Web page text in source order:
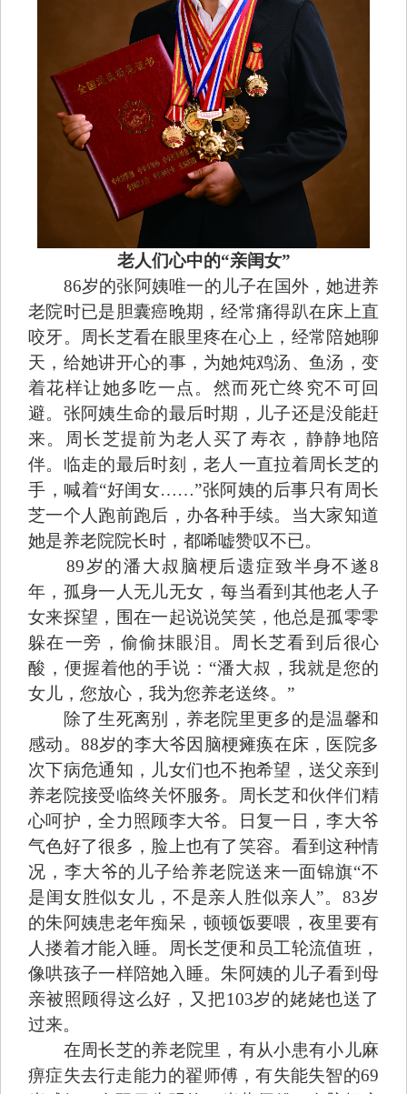
老人们心中的“亲闺女”
86岁的张阿姨唯一的儿子在国外，她进养
老院时已是胆囊癌晚期，经常痛得趴在床上直
咬牙。周长芝看在眼里疼在心上，经常陪她聊
天，给她讲开心的事，为她炖鸡汤、鱼汤，变
着花样让她多吃一点。然而死亡终究不可回
避。张阿姨生命的最后时期，儿子还是没能赶
来。周长芝提前为老人买了寿衣，静静地陪
伴。临走的最后时刻，老人一直拉着周长芝的
手，喊着“好闺女……”张阿姨的后事只有周长
芝一个人跑前跑后，办各种手续。当大家知道
她是养老院院长时，都唏嘘赞叹不已。
89岁的潘大叔脑梗后遗症致半身不遂8
年，孤身一人无儿无女，每当看到其他老人子
女来探望，围在一起说说笑笑，他总是孤零零
躲在一旁，偷偷抹眼泪。周长芝看到后很心
酸，便握着他的手说：“潘大叔，我就是您的
女儿，您放心，我为您养老送终。”
除了生死离别，养老院里更多的是温馨和
感动。88岁的李大爷因脑梗瘫痪在床，医院多
次下病危通知，儿女们也不抱希望，送父亲到
养老院接受临终关怀服务。周长芝和伙伴们精
心呵护，全力照顾李大爷。日复一日，李大爷
气色好了很多，脸上也有了笑容。看到这种情
况，李大爷的儿子给养老院送来一面锦旗“不
是闺女胜似女儿，不是亲人胜似亲人”。83岁
的朱阿姨患老年痴呆，顿顿饭要喂，夜里要有
人搂着才能入睡。周长芝便和员工轮流值班，
像哄孩子一样陪她入睡。朱阿姨的儿子看到母
亲被照顾得这么好，又把103岁的姥姥也送了
过来。
在周长芝的养老院里，有从小患有小儿麻
痹症失去行走能力的翟师傅，有失能失智的69